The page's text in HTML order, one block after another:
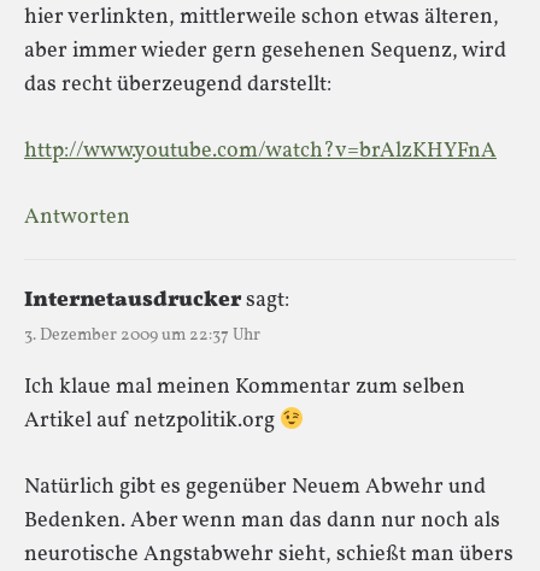
hier verlinkten, mittlerweile schon etwas älteren,
aber immer wieder gern gesehenen Sequenz, wird
das recht überzeugend darstellt:
http://www.youtube.com/watch?v=brAlzKHYFnA
Antworten
Internetausdruckersagt:
3. Dezember 2009 um 22:37 Uhr
Ich klaue mal meinen Kommentar zum selben
Artikel auf netzpolitik.org
Natürlich gibt es gegenüber Neuem Abwehr und
Bedenken. Aber wenn man das dann nur noch als
neurotische Angstabwehr sieht, schießt man übers